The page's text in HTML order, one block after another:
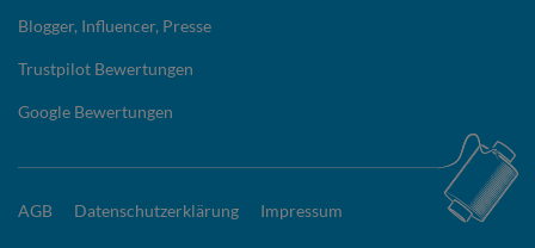
Blogger, Influencer, Presse
Trustpilot Bewertungen
Google Bewertungen
AGB Datenschutzerklärung Impressum